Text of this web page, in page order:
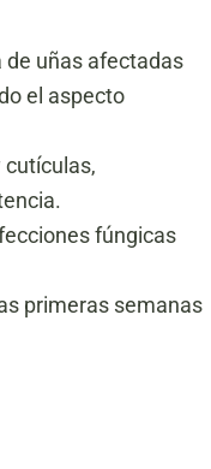
de uñas afectadas
el aspecto
cutículas,
fúngicas
primeras semanas